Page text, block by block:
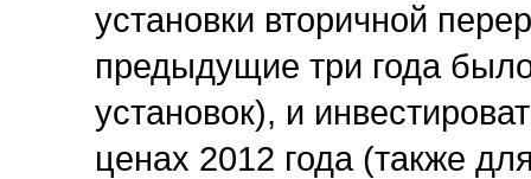
установки вторичной
предыдущие три года
установок), и
ценах 2012 года (также